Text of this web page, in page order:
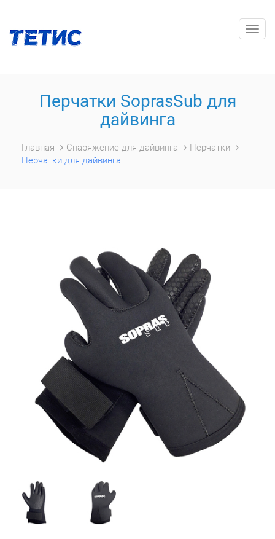
Перчатки SoprasSub для
дайвинга
Главная Снаряжение для дайвинга
Перчатки
Перчатки для дайвинга